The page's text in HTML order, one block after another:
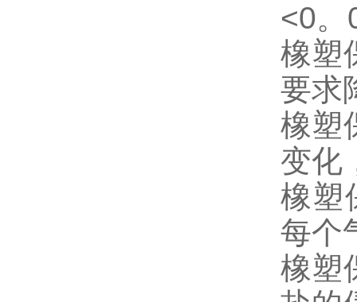
<0。
橡塑
要求
橡塑
变化
橡塑
每个
橡塑